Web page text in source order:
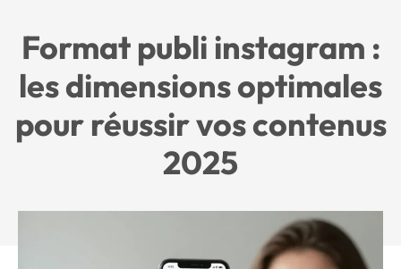
Format publi instagram :
les dimensions optimales
pour réussir vos contenus
2025